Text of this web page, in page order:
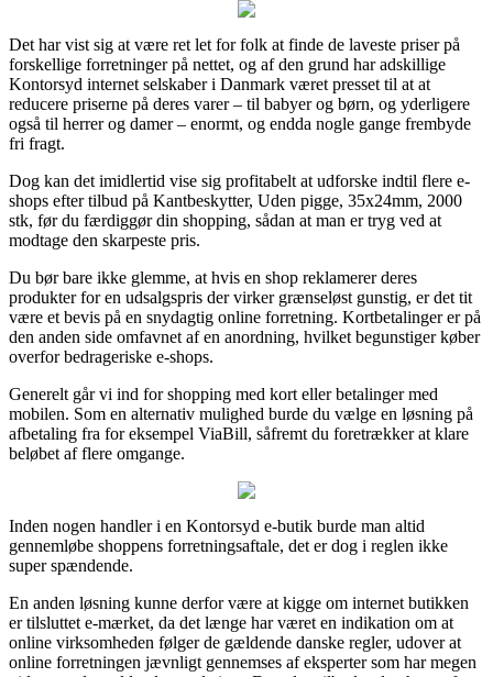
Det har vist sig at være ret let for folk at finde de laveste priser på
forskellige forretninger på nettet, og af den grund har adskillige
Kontorsyd internet selskaber i Danmark været presset til at at
reducere priserne på deres varer – til babyer og børn, og yderligere
også til herrer og damer – enormt, og endda nogle gange frembyde
fri fragt.
Dog kan det imidlertid vise sig profitabelt at udforske indtil flere e-
shops efter tilbud på Kantbeskytter, Uden pigge, 35x24mm, 2000
stk, før du færdiggør din shopping, sådan at man er tryg ved at
modtage den skarpeste pris.
Du bør bare ikke glemme, at hvis en shop reklamerer deres
produkter for en udsalgspris der virker grænseløst gunstig, er det tit
være et bevis på en snydagtig online forretning. Kortbetalinger er på
den anden side omfavnet af en anordning, hvilket begunstiger køber
overfor bedrageriske e-shops.
Generelt går vi ind for shopping med kort eller betalinger med
mobilen. Som en alternativ mulighed burde du vælge en løsning på
afbetaling fra for eksempel ViaBill, såfremt du foretrækker at klare
beløbet af flere omgange.
Inden nogen handler i en Kontorsyd e-butik burde man altid
gennemløbe shoppens forretningsaftale, det er dog i reglen ikke
super spændende.
En anden løsning kunne derfor være at kigge om internet butikken
er tilsluttet e-mærket, da det længe har været en indikation om at
online virksomheden følger de gældende danske regler, udover at
online forretningen jævnligt gennemses af eksperter som har megen